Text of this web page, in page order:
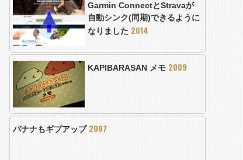
Garmin ConnectとStravaが
自動シンク(同期)できるように
なりました 2014
KAPIBARASAN メモ 2009
バナナもギプアップ 2007